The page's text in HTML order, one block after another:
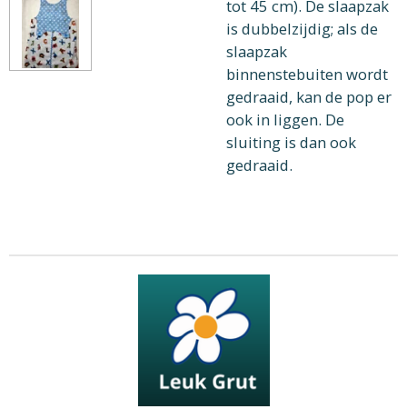
tot 45 cm). De slaapzak
is dubbelzijdig; als de
slaapzak
binnenstebuiten wordt
gedraaid, kan de pop er
ook in liggen. De
sluiting is dan ook
gedraaid.